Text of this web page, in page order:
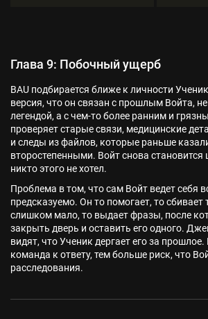
Глава 9: Побочный ущерб
BAU подбирается ближе к личности
версия, что он связан с прошлым Войта, не
легендой, а с чем-то более ранним и
проверяет старые связи, медицинские
и следы из файлов, которые раньше
второстепенными. Войт снова становится
никто этого не хотел.
Проблема в том, что сам Войт ведет себя
предсказуемо. Он то помогает, то сбивает
слишком мало, то выдает фразы, после
закрыть дверь и оставить его одного.
видят, что Ученик дергает его за
команда к ответу, тем больше риск, что
расследования.